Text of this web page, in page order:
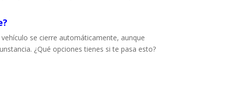
se cierre automáticamente, aunque
¿Qué opciones tienes si te pasa esto?